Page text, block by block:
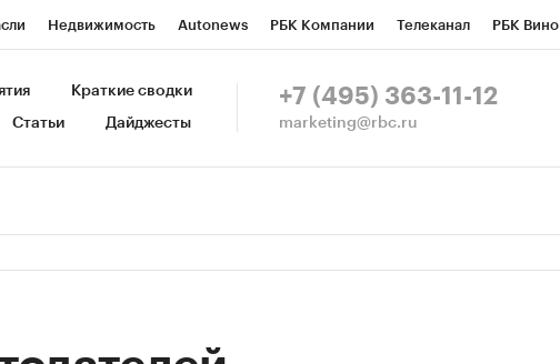
Недвижимость Autonews РБК Компании Телеканал РБК Вино
Спецпроекты СПб Конференции СПб Спецпроекты
Краткие сводки
Статьи Дайджесты
+7 (495) 363-11-12
marketing@rbc.ru